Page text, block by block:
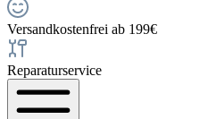
Versandkostenfrei ab 199€
Reparaturservice